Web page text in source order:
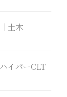
土木
イパーCLT